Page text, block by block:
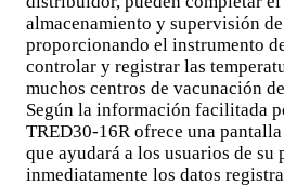
almacenamiento y supervisión
proporcionando el instrumento
controlar y registrar las
muchos centros de vacunación
Según la información facilitada
TRED30-16R ofrece una
que ayudará a los usuarios de su
inmediatamente los datos